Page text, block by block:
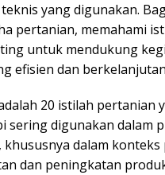
yang digunakan.
pertanian, memahami
untuk mendukung
efisien dan
20 istilah pertanian
sering digunakan dalam
dalam
dan peningkatan